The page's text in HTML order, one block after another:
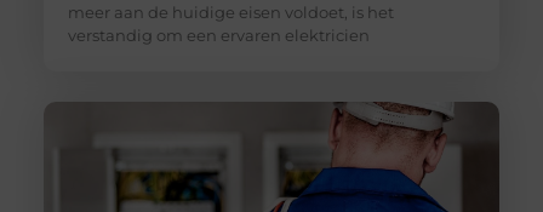
meer aan de huidige eisen voldoet, is het
verstandig om een ervaren elektricien